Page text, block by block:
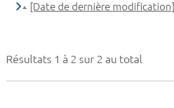
Résultats 1 à 2 sur 2 au total
[Date de dernière modification]